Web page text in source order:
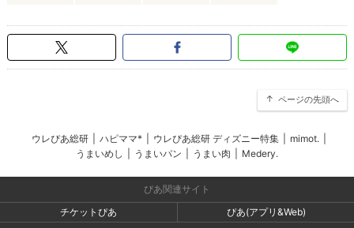
ページの先頭へ
ウレぴあ総研 ハピママ* ウレぴあ総研 ディズニー特集 mimot.
うまいめし
うまいパン うまい肉 Medery.
ぴあ関連サイト
チケットぴあ
ぴあ(アプリ&Web)